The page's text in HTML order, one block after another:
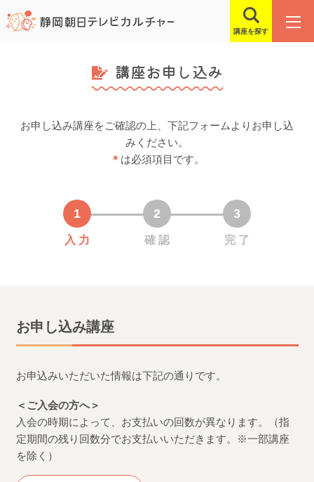
講座を探す
講座お申し込み
お申し込み講座をご確認の上、下記フォームよりお申し込
みください。
＊ は必須項目です。
入 力 確 認 完 了
お申し込み講座
お申込みいただいた情報は下記の通りです。
＜ご入会の方へ＞
入会の時期によって、お支払いの回数が異なります。（指
定期間の残り回数分でお支払いいただきます。※一部講座
を除く）